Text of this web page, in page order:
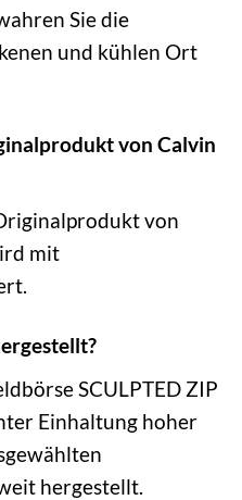
Sie die
und kühlen Ort
von Calvin
von
mit
SCULPTED ZIP
Einhaltung hoher
hergestellt.